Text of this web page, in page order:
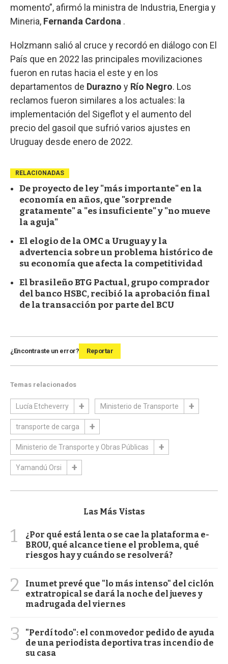
momento”, afirmó la ministra de Industria, Energia y
Mineria, Fernanda Cardona .
Holzmann salió al cruce y recordó en diálogo con El
País que en 2022 las principales movilizaciones
fueron en rutas hacia el este y en los
departamentos de Durazno y Río Negro. Los
reclamos fueron similares a los actuales: la
implementación del Sigeflot y el aumento del
precio del gasoil que sufrió varios ajustes en
Uruguay desde enero de 2022.
RELACIONADAS
De proyecto de ley "más importante" en la
economía en años, que "sorprende
gratamente" a "es insuficiente" y "no mueve
la aguja"
El elogio de la OMC a Uruguay y la
advertencia sobre un problema histórico de
su economía que afecta la competitividad
El brasileño BTG Pactual, grupo comprador
del banco HSBC, recibió la aprobación final
de la transacción por parte del BCU
¿Encontraste un error? Reportar
Temas relacionados
Lucía Etcheverry Ministerio de Transporte
transporte de carga
Ministerio de Transporte y Obras Públicas
Yamandú Orsi
Las Más Vistas
1
¿Por qué está lenta o se cae la plataforma e-
BROU, qué alcance tiene el problema, qué
riesgos hay y cuándo se resolverá?
2
Inumet prevé que "lo más intenso" del ciclón
extratropical se dará la noche del jueves y
madrugada del viernes
3
"Perdí todo": el conmovedor pedido de ayuda
de una periodista deportiva tras incendio de
su casa